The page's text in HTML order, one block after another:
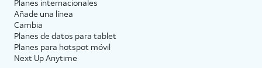
Planes internacionales
Añade una línea
Cambia
Planes de datos para tablet
Planes para hotspot móvil
Next Up Anytime